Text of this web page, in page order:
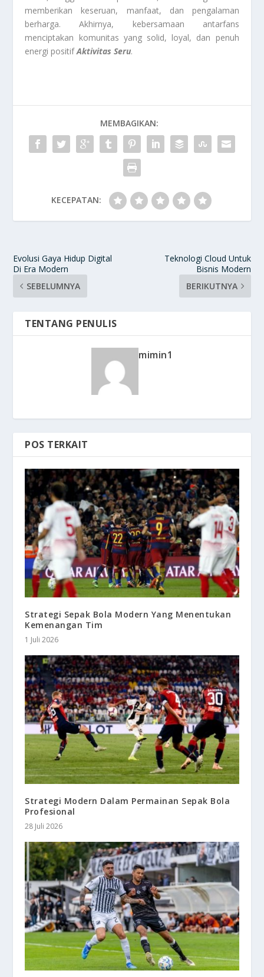
memberikan keseruan, manfaat, dan pengalaman
berharga. Akhirnya, kebersamaan antarfans
menciptakan komunitas yang solid, loyal, dan penuh
energi positifAktivitas Seru.
MEMBAGIKAN:
KECEPATAN:
Evolusi Gaya Hidup Digital
Di Era Modern
SEBELUMNYA
Teknologi Cloud Untuk
Bisnis Modern
BERIKUTNYA
TENTANG PENULIS
mimin1
POS TERKAIT
Strategi Sepak Bola Modern Yang Menentukan
Kemenangan Tim
1 Juli 2026
Strategi Modern Dalam Permainan Sepak Bola
Profesional
28 Juli 2026